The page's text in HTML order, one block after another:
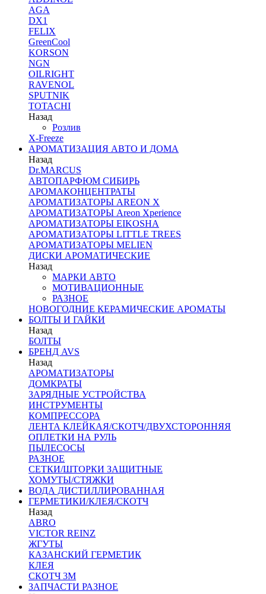
AGA
DX1
FELIX
GreenCool
KORSON
NGN
OILRIGHT
RAVENOL
SPUTNIK
TOTACHI
Назад
Розлив
X-Freeze
АРОМАТИЗАЦИЯ АВТО И ДОМА
Назад
Dr.MARCUS
АВТОПАРФЮМ СИБИРЬ
АРОМАКОНЦЕНТРАТЫ
АРОМАТИЗАТОРЫ AREON X
АРОМАТИЗАТОРЫ Areon Xperience
АРОМАТИЗАТОРЫ EIKOSHA
АРОМАТИЗАТОРЫ LITTLE TREES
АРОМАТИЗАТОРЫ MELIEN
ДИСКИ АРОМАТИЧЕСКИЕ
Назад
МАРКИ АВТО
МОТИВАЦИОННЫЕ
РАЗНОЕ
НОВОГОДНИЕ КЕРАМИЧЕСКИЕ АРОМАТЫ
БОЛТЫ И ГАЙКИ
Назад
БОЛТЫ
БРЕНД AVS
Назад
АРОМАТИЗАТОРЫ
ДОМКРАТЫ
ЗАРЯДНЫЕ УСТРОЙСТВА
ИНСТРУМЕНТЫ
КОМПРЕССОРА
ЛЕНТА КЛЕЙКАЯ/СКОТЧ/ДВУХСТОРОННЯЯ
ОПЛЕТКИ НА РУЛЬ
ПЫЛЕСОСЫ
РАЗНОЕ
СЕТКИ/ШТОРКИ ЗАЩИТНЫЕ
ХОМУТЫ/СТЯЖКИ
ВОДА ДИСТИЛЛИРОВАННАЯ
ГЕРМЕТИКИ/КЛЕЯ/СКОТЧ
Назад
ABRO
VICTOR REINZ
ЖГУТЫ
КАЗАНСКИЙ ГЕРМЕТИК
КЛЕЯ
СКОТЧ 3М
ЗАПЧАСТИ РАЗНОЕ